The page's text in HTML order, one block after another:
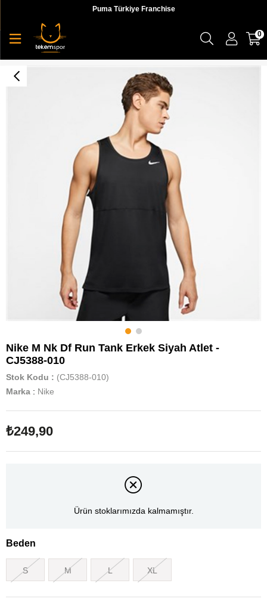
Puma Türkiye Franchise
0
Nike M Nk Df Run Tank Erkek Siyah Atlet -
CJ5388-010
Stok Kodu
(CJ5388-010)
Marka : Nike
₺249,90
Ürün stoklarımızda kalmamıştır.
Beden
S M L XL